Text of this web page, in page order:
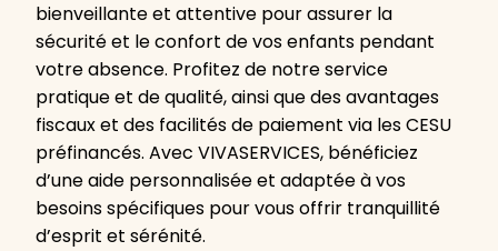
bienveillante et attentive pour assurer la
sécurité et le confort de vos enfants pendant
votre absence. Profitez de notre service
pratique et de qualité, ainsi que des avantages
fiscaux et des facilités de paiement via les CESU
préfinancés. Avec VIVASERVICES, bénéficiez
d’une aide personnalisée et adaptée à vos
besoins spécifiques pour vous offrir tranquillité
d’esprit et sérénité.